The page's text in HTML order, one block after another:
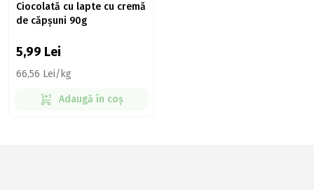
Ciocolată cu lapte cu cremă
de căpșuni 90g
5,99 Lei
66,56 Lei/kg
Adaugă în coș